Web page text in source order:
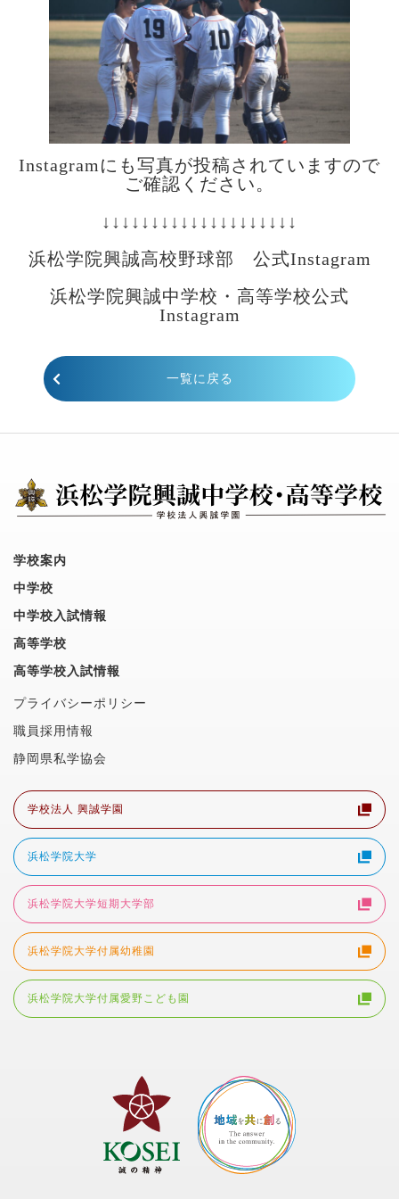
Instagramにも写真が投稿されていますので
ご確認ください。
↓↓↓↓↓↓↓↓↓↓↓↓↓↓↓↓↓↓↓↓
浜松学院興誠高校野球部 公式Instagram
浜松学院興誠中学校・高等学校公式
Instagram
一覧に戻る
学校案内
中学校
中学校入試情報
高等学校
高等学校入試情報
プライバシーポリシー
職員採用情報
静岡県私学協会
学校法人 興誠学園
浜松学院大学
浜松学院大学短期大学部
浜松学院大学付属幼稚園
浜松学院大学付属愛野こども園